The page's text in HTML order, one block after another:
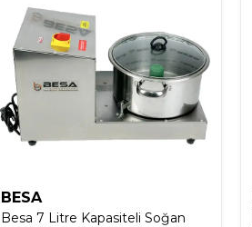
BESA
Besa 7 Litre Kapasiteli Soğan